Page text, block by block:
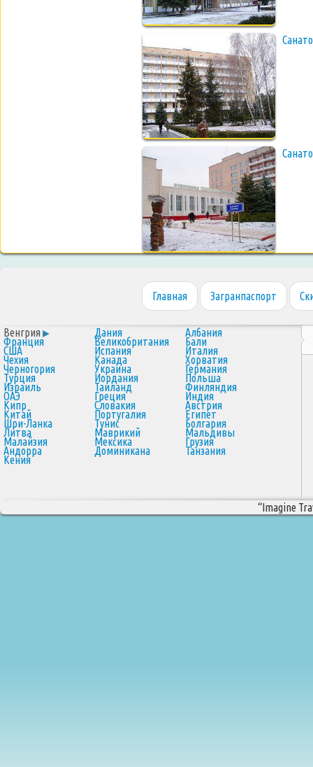
Главная Загранпаспорт
Венгрия Дания Албания
Франция Великобритания Бали
США Испания Италия
Чехия Канада Хорватия
Черногория Украина Германия
Турция Иордания Польша
Израиль Таиланд Финляндия
ОАЭ Греция Индия
Кипр Словакия Австрия
Китай Португалия Египет
Шри-Ланка Тунис Болгария
Литва Маврикий Мальдивы
Малайзия Мексика Грузия
Андорра Доминикана Танзания
Кения
“Imagine